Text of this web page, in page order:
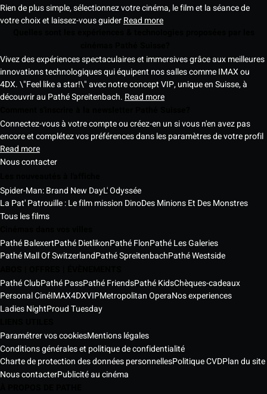
Rien de plus simple, sélectionnez votre cinéma, le film et la séance de
votre choix et laissez-vous guiderRead more
Vivez des expériences spectaculaires et immersives grâce aux meilleures
innovations technologiques qui équipent nos salles comme IMAX ou
4DX. \"Feel like a star!\" avec notre concept VIP, unique en Suisse, à
découvrir au Pathé Spreitenbach. Read more
Connectez-vous à votre compte ou créez-en un si vous n'en avez pas
encore et complétez vos préférences dans les paramètres de votre profil
Read more
Nous contacter
Spider-Man: Brand New DayL' Odyssée
La Pat' Patrouille : Le film mission DinoDes Minions Et Des Monstres
Tous les films
Pathé BalexertPathé DietlikonPathé FlonPathé Les Galeries
Pathé Mall Of SwitzerlandPathé SpreitenbachPathé Westside
Pathé ClubPathé PassPathé FriendsPathé KidsChèques-cadeaux
Personal CinéIMAX4DXVIPMetropolitan OperaNos experiences
Ladies NightProud Tuesday
Paramétrer vos cookiesMentions légales
Conditions générales et politique de confidentialité
Charte de protection des données personnellesPolitique CVDPlan du site
Nous contacterPublicité au cinéma